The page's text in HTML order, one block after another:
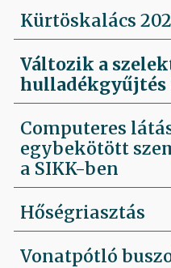
Kürtöskalács
Változik a
Computeres
egybekötött
a SIKK-ben
Hőségriasztás
Vonatpótló